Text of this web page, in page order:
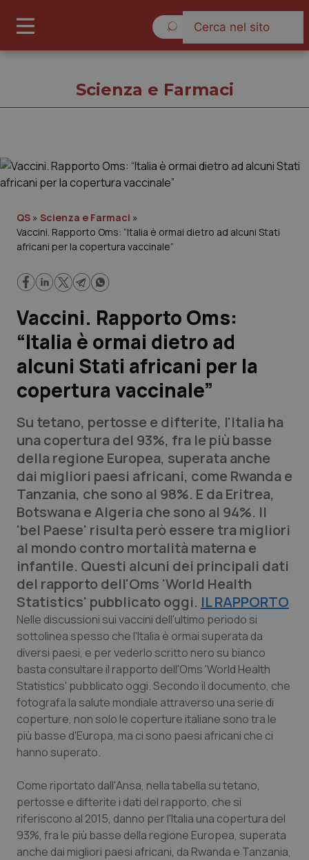
Governo e Parlamento
Regioni e Asl
Lavoro e Professioni
Scienza e Farmaci
Studi e Analisi
Lettere al direttore
Edizioni Regionali
QS Pro
Professionisti Sanitari.AI
Abruzzo
Basilicata
Calabria
Campania
Emilia-Romagna
Friuli Venezia Giulia
Liguria
Lombardia
QS Pro Gold
Artrite & artrosi
Asma & BPCO
Car-T
Colesterolo & coronaropatie
Dermatite Atopica
Disturbi dell’umore
Dolore
QS Club Newsletter
Scienza e Farmaci
QS » Scienza e Farmaci »
Vaccini. Rapporto Oms: “Italia è ormai dietro ad alcuni Stati
africani per la copertura vaccinale”
Vaccini. Rapporto Oms:
“Italia è ormai dietro ad
alcuni Stati africani per la
copertura vaccinale”
Su tetano, pertosse e difterite, l'Italia ha
una copertura del 93%, fra le più basse
della regione Europea, superata anche
dai migliori paesi africani, come Rwanda e
Tanzania, che sono al 98%. E da Eritrea,
Botswana e Algeria che sono al 94%. Il
'bel Paese' risulta però essere tra migliori
al mondo contro mortalità materna e
infantile. Questi alcuni dei principali dati
del rapporto dell'Oms 'World Health
Statistics' pubblicato oggi. IL RAPPORTO
Nelle discussioni sui vaccini dell'ultimo periodo si
sottolinea spesso che l'Italia è ormai superata da
diversi paesi, e per vederlo scritto nero su bianco
basta consultare il rapporto dell'Oms 'World Health
Statistics' pubblicato oggi. Secondo il documento, che
fotografa la salute mondiale attraverso una serie di
coperture, non solo le coperture italiane sono tra le
più basse d'Europa, ma ci sono paesi africani che ci
hanno superato.
Come riportato dall'Ansa, nella tabella su tetano,
pertosse e difterite i dati del rapporto, che si
riferiscono al 2015, danno per l'Italia una copertura del
93%, fra le più basse della regione Europea, superata
anche dai migliori paesi africani, da Rwanda e Tanzania,